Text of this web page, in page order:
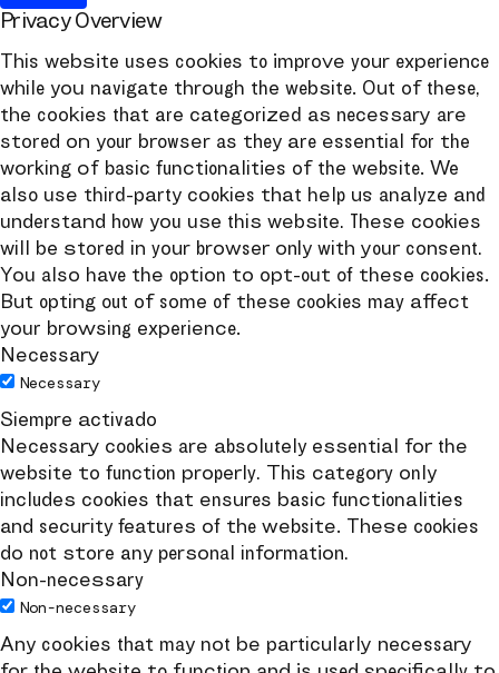
Privacy Overview
This website uses cookies to improve your experience
while you navigate through the website. Out of these,
the cookies that are categorized as necessary are
stored on your browser as they are essential for the
working of basic functionalities of the website. We
also use third-party cookies that help us analyze and
understand how you use this website. These cookies
will be stored in your browser only with your consent.
You also have the option to opt-out of these cookies.
But opting out of some of these cookies may affect
your browsing experience.
Necessary
Necessary
Siempre activado
Necessary cookies are absolutely essential for the
website to function properly. This category only
includes cookies that ensures basic functionalities
and security features of the website. These cookies
do not store any personal information.
Non-necessary
Non-necessary
Any cookies that may not be particularly necessary